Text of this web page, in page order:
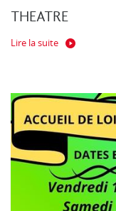
THEATRE
Lire la suite